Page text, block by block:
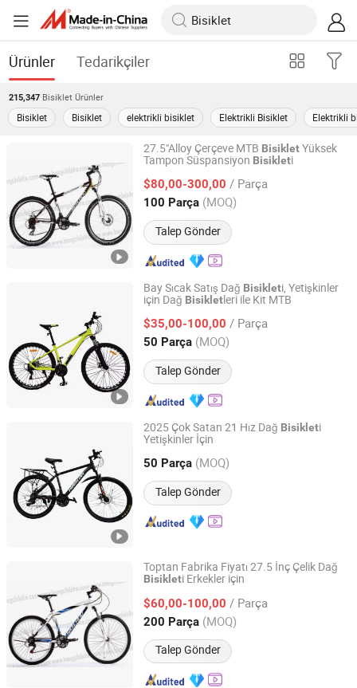
Ürünler Tedarikçiler
215,347 Bisiklet Ürünler
Bisiklet Bisiklet elektrikli bisiklet Elektrikli Bisiklet Elektrikli
27.5"Alloy Çerçeve MTB BisikletYüksek
Tampon Süspansiyon Bisikleti
$80,00-300,00 / Parça
100 Parça (MOQ)
Talep Gönder
Hebei Hongchi Bicycles Co., Ltd
Hebei, China Fiyat 2014
Bay Sıcak Satış Dağ Bisikleti, Yetişkinler
için Dağ Bisikletleri ile Kit MTB
$35,00-100,00 / Parça
50 Parça (MOQ)
Talep Gönder
Hebei Hongchi Bicycles Co., Ltd
Hebei, China Fiyat 2014
2025 Çok Satan 21 Hız Dağ Bisikleti
Yetişkinler İçin
50 Parça (MOQ)
Talep Gönder
Hebei Hongchi Bicycles Co., Ltd
Hebei, China Fiyat 2014
Toptan Fabrika Fiyatı 27.5 İnç Çelik Dağ
Bisikleti Erkekler için
$60,00-100,00 / Parça
200 Parça (MOQ)
Talep Gönder
Hebei Hongchi Bicycles Co., Ltd
Hebei, China Fiyat 2014